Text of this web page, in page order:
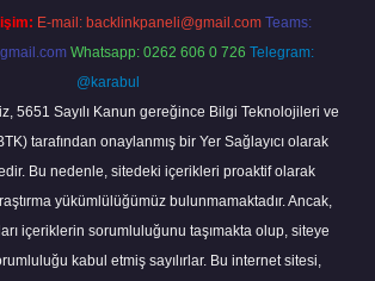
E-mail: backlinkpaneli@gmail.com Teams:
Whatsapp: 0262 606 0 726 Telegram:
@karabul
5651 Sayılı Kanun gereğince Bilgi Teknolojileri ve
tarafından onaylanmış bir Yer Sağlayıcı olarak
Bu nedenle, sitedeki içerikleri proaktif olarak
yükümlülüğümüz bulunmamaktadır. Ancak,
içeriklerin sorumluluğunu taşımakta olup, siteye
kabul etmiş sayılırlar. Bu internet sitesi,